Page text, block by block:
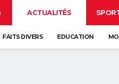
ACTUALITÉS
FAITS DIVERS EDUCATION